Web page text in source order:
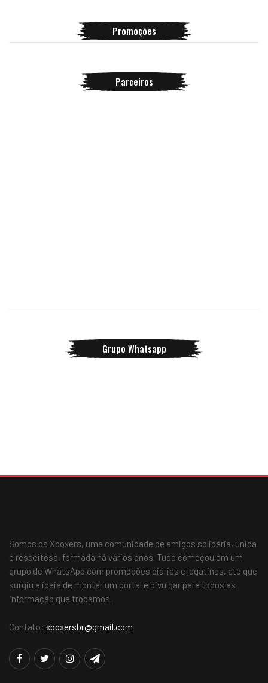
Promoções
Parceiros
Grupo Whatsapp
Somos os Xboxers, uma comunidade de amigos solidária, unida
e respeitosa, formada há vários anos. Tudo começou em um
grupo de WhatsApp com promoções diárias e jogatinas, até que
surgiu a ideia de montar um portal e divulgar para todos as
informação que trocamos.
Contato: xboxersbr@gmail.com